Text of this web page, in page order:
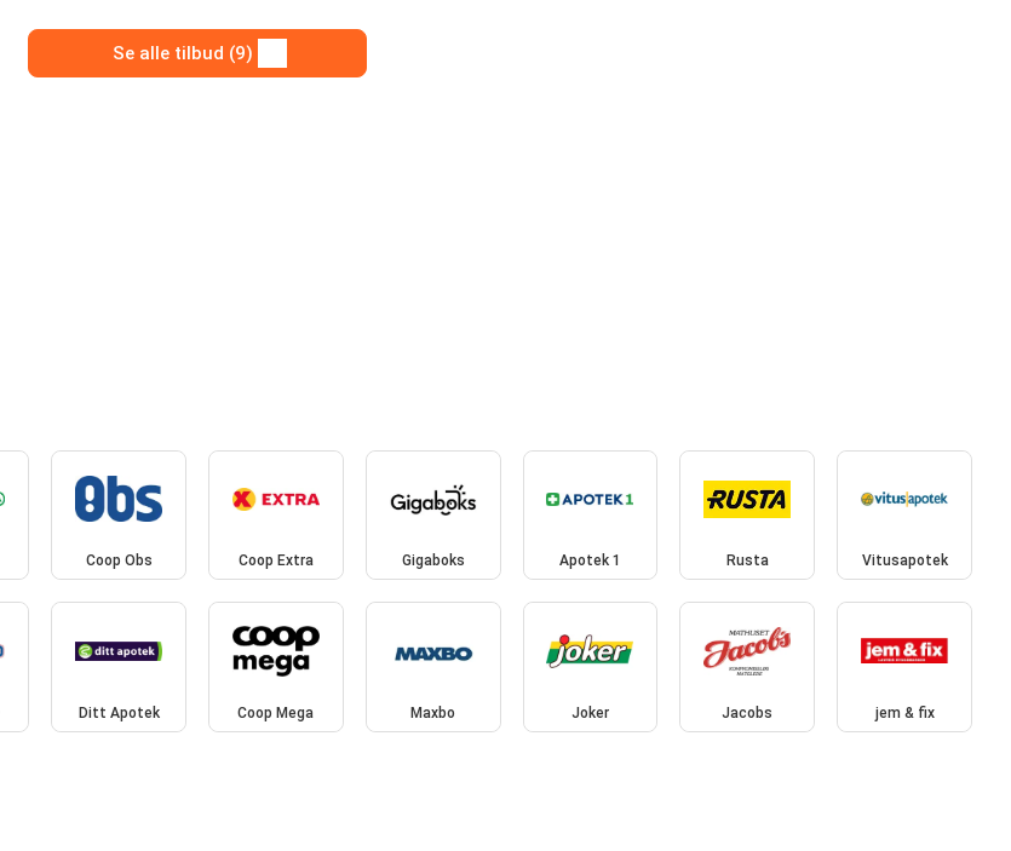
Se alle tilbud (9)
Coop Obs Coop Extra Gigaboks Apotek 1 Rusta Vitusapotek
Ditt Apotek Coop Mega Maxbo Joker Jacobs jem & fix